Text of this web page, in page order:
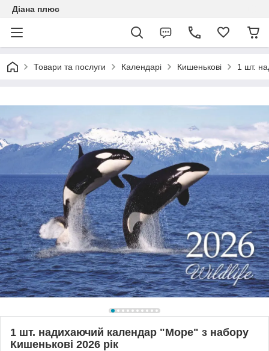
Діана плюс
Товари та послуги Календарі Кишенькові 1 шт.
1 шт. надихаючий календар "Море" з набору
Кишенькові 2026 рік